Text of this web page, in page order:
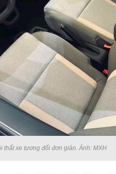
thất xe tương đối đơn giản. Ảnh: MXH